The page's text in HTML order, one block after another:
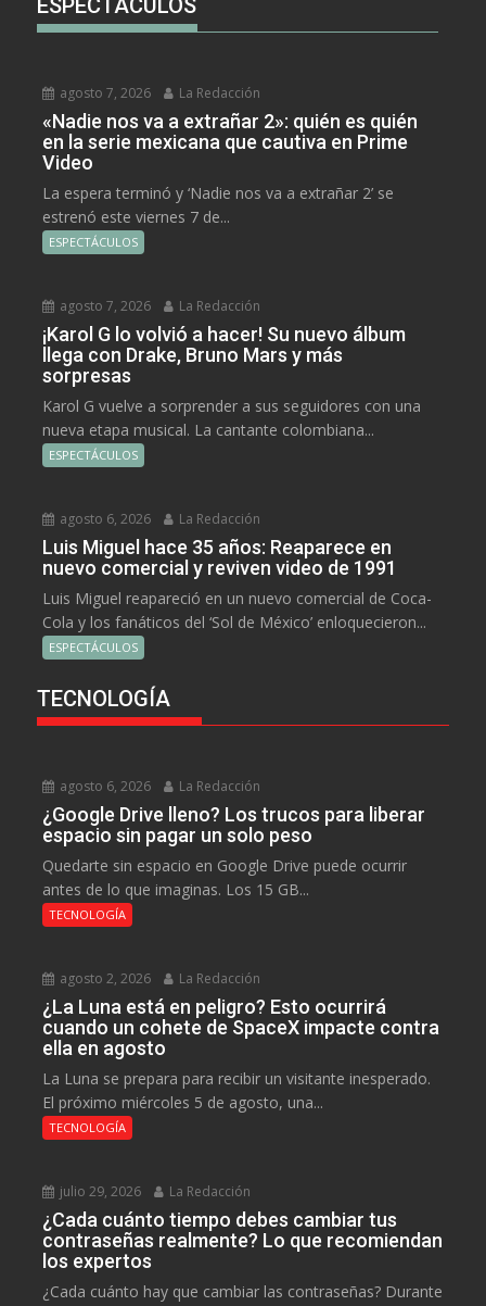
ESPECTÁCULOS
agosto 7, 2026 La Redacción
«Nadie nos va a extrañar 2»: quién es quién
en la serie mexicana que cautiva en Prime
Video
La espera terminó y ‘Nadie nos va a extrañar 2’ se
estrenó este viernes 7 de...
ESPECTÁCULOS
agosto 7, 2026 La Redacción
¡Karol G lo volvió a hacer! Su nuevo álbum
llega con Drake, Bruno Mars y más
sorpresas
Karol G vuelve a sorprender a sus seguidores con una
nueva etapa musical. La cantante colombiana...
ESPECTÁCULOS
agosto 6, 2026 La Redacción
Luis Miguel hace 35 años: Reaparece en
nuevo comercial y reviven video de 1991
Luis Miguel reapareció en un nuevo comercial de Coca-
Cola y los fanáticos del ‘Sol de México’ enloquecieron...
ESPECTÁCULOS
TECNOLOGÍA
agosto 6, 2026 La Redacción
¿Google Drive lleno? Los trucos para liberar
espacio sin pagar un solo peso
Quedarte sin espacio en Google Drive puede ocurrir
antes de lo que imaginas. Los 15 GB...
TECNOLOGÍA
agosto 2, 2026 La Redacción
¿La Luna está en peligro? Esto ocurrirá
cuando un cohete de SpaceX impacte contra
ella en agosto
La Luna se prepara para recibir un visitante inesperado.
El próximo miércoles 5 de agosto, una...
TECNOLOGÍA
julio 29, 2026 La Redacción
¿Cada cuánto tiempo debes cambiar tus
contraseñas realmente? Lo que recomiendan
los expertos
¿Cada cuánto hay que cambiar las contraseñas? Durante